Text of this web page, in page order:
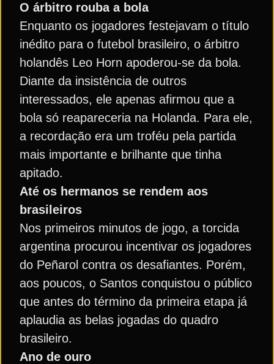
O árbitro rouba a bola
Enquanto os jogadores festejavam o título
inédito para o futebol brasileiro, o árbitro
holandês Leo Horn apoderou-se da bola.
Diante da insistência de outros
interessados, ele apenas afirmou que a
bola só reapareceria na Holanda. Para ele,
a recordação era um troféu pela partida
mais importante e brilhante que tinha
apitado.
Até os hermanos se rendem aos
brasileiros
Nos primeiros minutos de jogo, a torcida
argentina procurou incentivar os jogadores
do Peñarol contra os desafiantes. Porém,
aos poucos, o Santos conquistou o público
que antes do término da primeira etapa já
aplaudia as belas jogadas do quadro
brasileiro.
Ano de ouro